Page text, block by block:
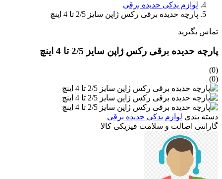
لوازم یدکی حدیده برقی
پارچه حدیده برقی رکس ژاپن سایز 2/5 تا 4 اینچ
تماس بگیرید
پارچه حدیده برقی رکس ژاپن سایز 2/5 تا 4 اینچ
(0)
(0)
دسته بندی لوازم یدکی حدیده برقی
گارانتی اصالت و سلامت فیزیکی کالا